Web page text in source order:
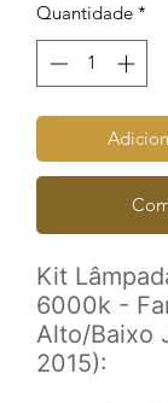
Quantidade *
Kit
6000k -
Alto/Baixo
2015):